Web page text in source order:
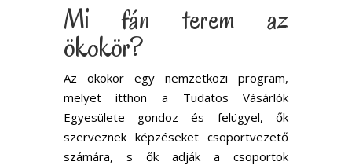
Mi fán terem az
ökokör?
Az ökokör egy nemzetközi program,
melyet itthon a Tudatos Vásárlók
Egyesülete gondoz és felügyel, ők
szerveznek képzéseket csoportvezető
számára, s ők adják a csoportok